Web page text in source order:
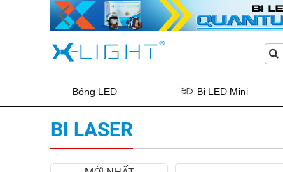
Bóng LED Bi LED Mini
BI LASER